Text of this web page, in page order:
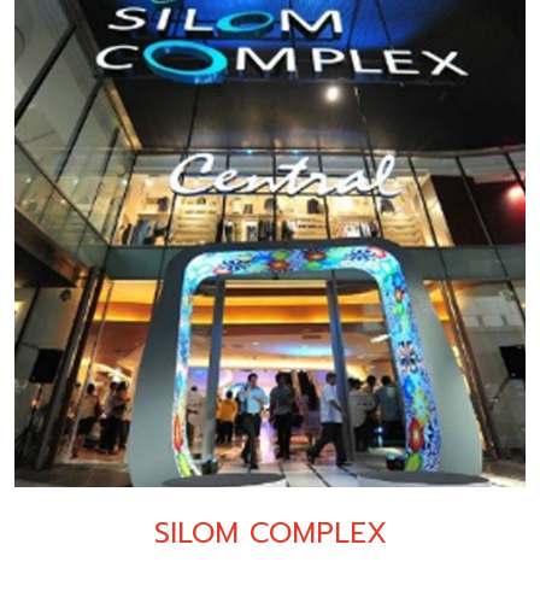
SILOM COMPLEX